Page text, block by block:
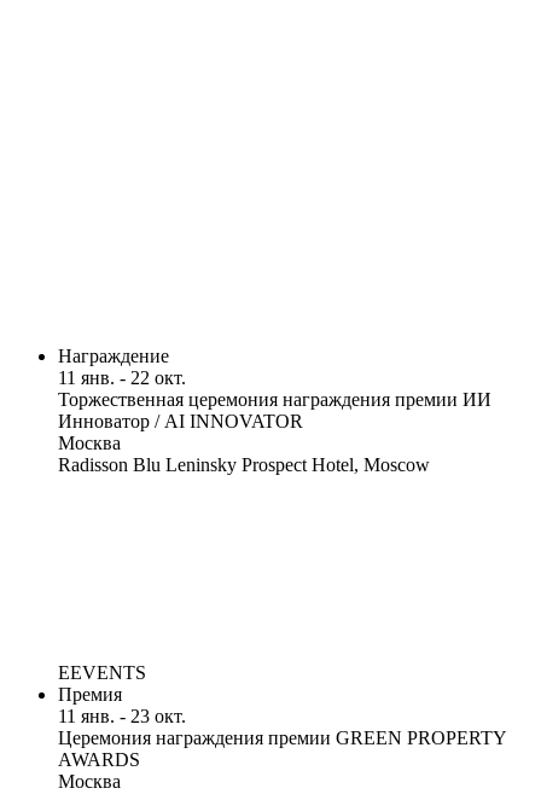
Награждение
11 янв. - 22 окт.
Торжественная церемония награждения премии ИИ
Инноватор / AI INNOVATOR
Москва
Radisson Blu Leninsky Prospect Hotel, Moscow
EEVENTS
Премия
11 янв. - 23 окт.
Церемония награждения премии GREEN PROPERTY
AWARDS
Москва